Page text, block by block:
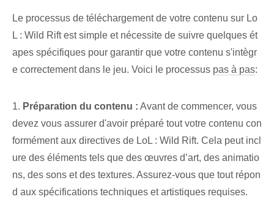
Le processus de téléchargement de votre contenu sur Lo
L : Wild Rift est simple et nécessite de suivre quelques ét
apes spécifiques pour garantir que votre contenu s'intègr
e correctement dans le jeu. Voici le processus pas à pas:
1. Préparation du contenu : Avant de commencer, vous
devez vous assurer d'avoir préparé tout votre contenu con
formément aux directives de LoL : Wild Rift. Cela peut incl
ure des éléments tels que des œuvres d’art, des animatio
ns, des sons et des textures. Assurez-vous que tout répon
d aux spécifications techniques et artistiques requises.